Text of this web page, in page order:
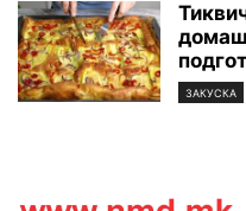
ЗАКУСКА